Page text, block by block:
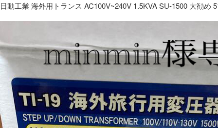
日動工業 海外用トランス AC100V~240V 1.5KVA SU-1500 大勧め